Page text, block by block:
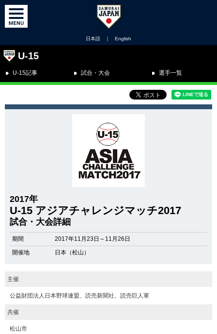
日本語 ｜ English
U-15
U-15記事 試合・大会 選手一覧
2017年
U-15 アジアチャレンジマッチ2017
試合・大会詳細
期間
2017年11月23日～11月26日
開催地
日本（松山）
主催
公益財団法人日本野球連盟、読売新聞社、読売巨人軍
共催
松山市